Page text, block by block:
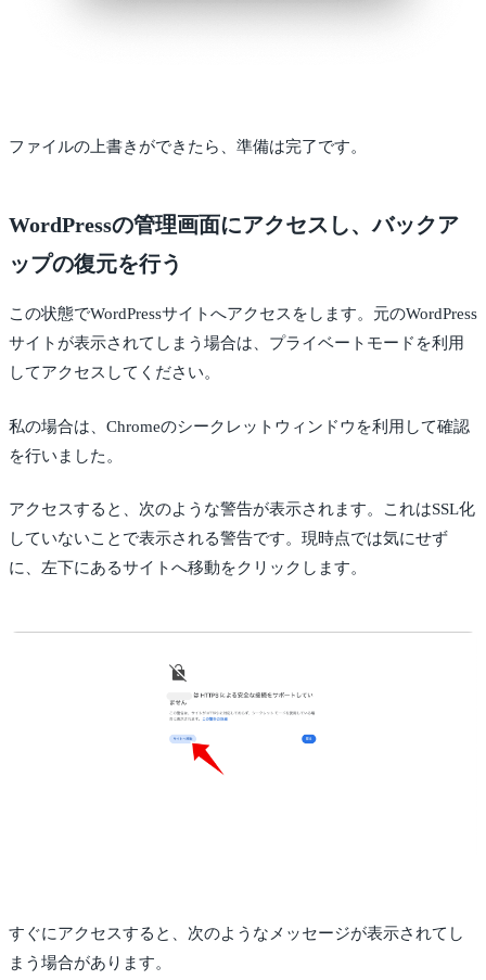
ファイルの上書きができたら、準備は完了です。
WordPressの管理画面にアクセスし、バックア
ップの復元を行う
この状態でWordPressサイトへアクセスをします。元のWordPress
サイトが表示されてしまう場合は、プライベートモードを利用
してアクセスしてください。
私の場合は、Chromeのシークレットウィンドウを利用して確認
を行いました。
アクセスすると、次のような警告が表示されます。これはSSL化
していないことで表示される警告です。現時点では気にせず
に、左下にあるサイトへ移動をクリックします。
すぐにアクセスすると、次のようなメッセージが表示されてし
まう場合があります。